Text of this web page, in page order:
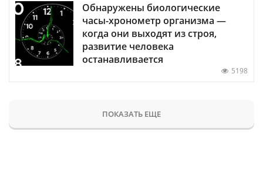
Обнаружены биологические
часы-хронометр организма —
когда они выходят из строя,
развитие человека
останавливается
5198
ПОКАЗАТЬ ЕЩЕ